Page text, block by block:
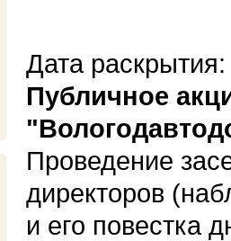
Дата
Публичное
Проведение
директоров
и его повестка